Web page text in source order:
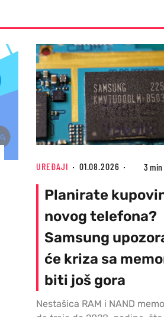
UREĐAJI 01.08.2026 3 min
Planirate
novog telefona?
Samsung
će kriza sa
biti još gora
Nestašica RAM i NAND